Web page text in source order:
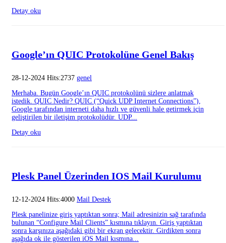
Detay oku
Google’ın QUIC Protokolüne Genel Bakış
28-12-2024 Hits:2737 genel
Merhaba. Bugün Google’ın QUIC protokolünü sizlere anlatmak
istedik. QUIC Nedir? QUIC (“Quick UDP Internet Connections”),
Google tarafından interneti daha hızlı ve güvenli hale getirmek için
geliştirilen bir iletişim protokolüdür. UDP...
Detay oku
Plesk Panel Üzerinden IOS Mail Kurulumu
12-12-2024 Hits:4000 Mail Destek
Plesk panelinize giriş yaptıktan sonra; Mail adresinizin sağ tarafında
bulunan “Configure Mail Clients” kısmına tıklayın. Giriş yaptıktan
sonra karşınıza aşağıdaki gibi bir ekran gelecektir. Girdikten sonra
aşağıda ok ile gösterilen iOS Mail kısmına...